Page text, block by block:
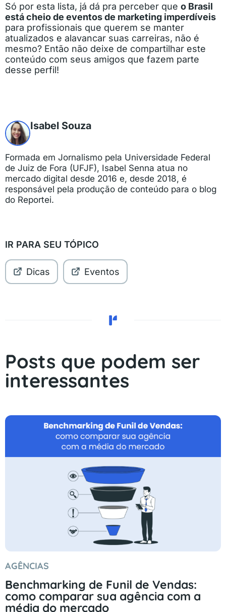
Só por esta lista, já dá pra perceber que o Brasil
está cheio de eventos de marketing imperdíveis
para profissionais que querem se manter
atualizados e alavancar suas carreiras, não é
mesmo? Então não deixe de compartilhar este
conteúdo com seus amigos que fazem parte
desse perfil!
Isabel Souza
Formada em Jornalismo pela Universidade Federal
de Juiz de Fora (UFJF), Isabel Senna atua no
mercado digital desde 2016 e, desde 2018, é
responsável pela produção de conteúdo para o blog
do Reportei.
IR PARA SEU TÓPICO
Dicas Eventos
Posts que podem ser
interessantes
AGÊNCIAS
Benchmarking de Funil de Vendas:
como comparar sua agência com a
média do mercado